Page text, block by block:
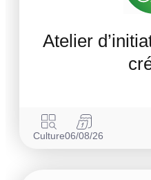
Atelier
Culture06/08/26